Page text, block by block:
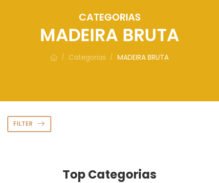
CATEGORIAS
MADEIRA BRUTA
/ Categorias / MADEIRA BRUTA
FILTER
Top Categorias